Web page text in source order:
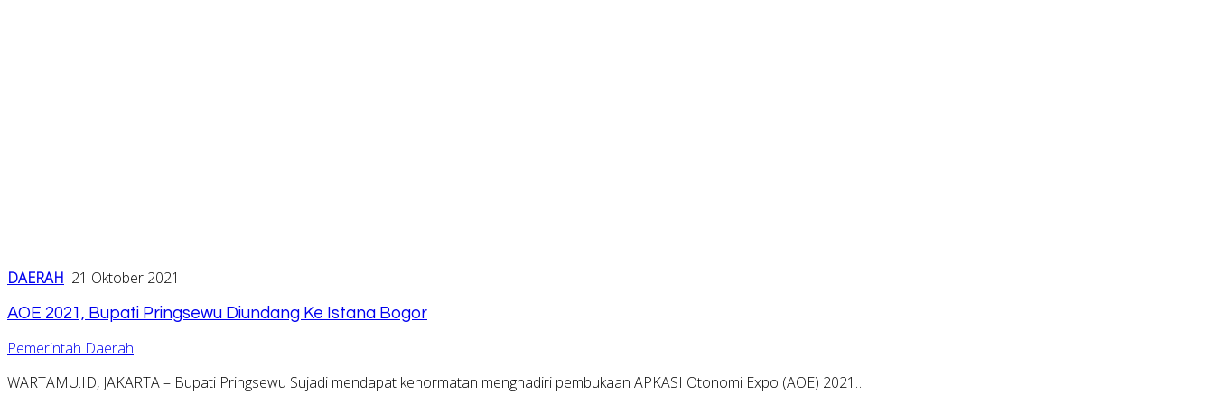
DAERAH 21 Oktober 2021
AOE 2021, Bupati Pringsewu Diundang Ke Istana Bogor
Pemerintah Daerah
WARTAMU.ID, JAKARTA – Bupati Pringsewu Sujadi mendapat kehormatan menghadiri pembukaan APKASI Otonomi Expo (AOE) 2021…